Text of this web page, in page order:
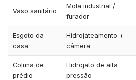
Vaso sanitário
Mola industrial /
furador
Esgoto da
casa
Hidrojateamento +
câmera
Coluna de
prédio
Hidrojato de alta
pressão